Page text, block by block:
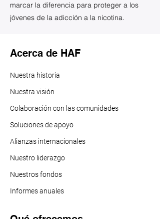
marcar la diferencia para proteger a los
jóvenes de la adicción a la nicotina.
Acerca de HAF
Nuestra historia
Nuestra visión
Colaboración con las comunidades
Soluciones de apoyo
Alianzas internacionales
Nuestro liderazgo
Nuestros fondos
Informes anuales